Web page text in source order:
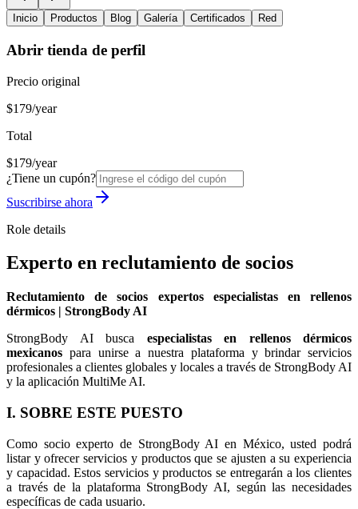
Inicio Productos Blog Galería Certificados Red
Abrir tienda de perfil
Precio original
$179/year
Total
$179/year
¿Tiene un cupón?
Suscribirse ahora
Role details
Experto en reclutamiento de socios
Reclutamiento de socios expertos especialistas en rellenos
dérmicos | StrongBody AI
StrongBody AI busca especialistas en rellenos dérmicos
mexicanos para unirse a nuestra plataforma y brindar servicios
profesionales a clientes globales y locales a través de StrongBody AI
y la aplicación MultiMe AI.
I. SOBRE ESTE PUESTO
Como socio experto de StrongBody AI en México, usted podrá
listar y ofrecer servicios y productos que se ajusten a su experiencia
y capacidad. Estos servicios y productos se entregarán a los clientes
a través de la plataforma StrongBody AI, según las necesidades
específicas de cada usuario.